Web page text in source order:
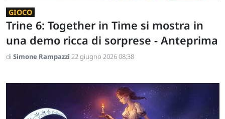
GIOCO
Trine 6: Together in Time si mostra in
una demo ricca di sorprese - Anteprima
di Simone Rampazzi 22 giugno 2026 08:38